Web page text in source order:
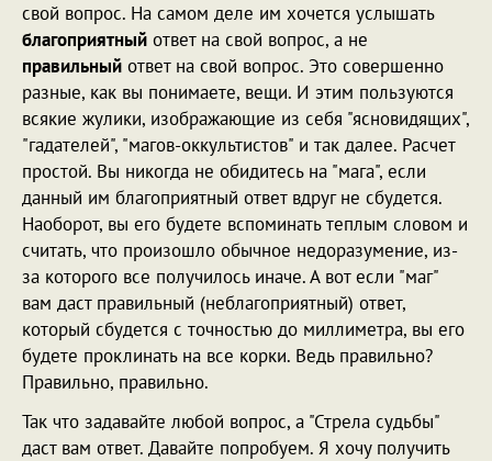
свой вопрос. На самом деле им хочется услышать
благоприятный ответ на свой вопрос, а не
правильный ответ на свой вопрос. Это совершенно
разные, как вы понимаете, вещи. И этим пользуются
всякие жулики, изображающие из себя "ясновидящих",
"гадателей", "магов-оккультистов" и так далее. Расчет
простой. Вы никогда не обидитесь на "мага", если
данный им благоприятный ответ вдруг не сбудется.
Наоборот, вы его будете вспоминать теплым словом и
считать, что произошло обычное недоразумение, из-
за которого все получилось иначе. А вот если "маг"
вам даст правильный (неблагоприятный) ответ,
который сбудется с точностью до миллиметра, вы его
будете проклинать на все корки. Ведь правильно?
Правильно, правильно.
Так что задавайте любой вопрос, а "Стрела судьбы"
даст вам ответ. Давайте попробуем. Я хочу получить